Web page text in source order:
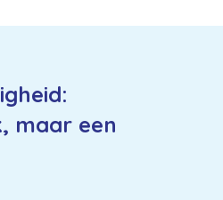
maar een